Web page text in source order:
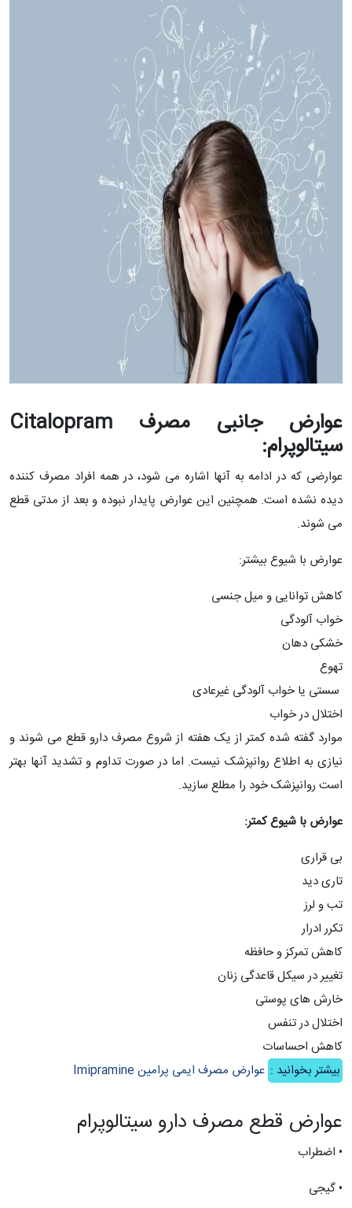
عوارض جانبی مصرف Citalopram
سیتالوپرام:
عوارضی که در ادامه به آنها اشاره می شود، در همه افراد مصرف کننده
دیده نشده است. همچنین این عوارض پایدار نبوده و بعد از مدتی قطع
می شوند.
عوارض با شیوع بیشتر:
کاهش توانایی و میل جنسی
خواب آلودگی
خشکی دهان
تهوع
سستی یا خواب آلودگی غیرعادی
اختلال در خواب
موارد گفته شده کمتر از یک هفته از شروع مصرف دارو قطع می شوند و
نیازی به اطلاع روانپزشک نیست. اما در صورت تداوم و تشدید آنها بهتر
است روانپزشک خود را مطلع سازید.
عوارض با شیوع کمتر:
بی قراری
تاری دید
تب و لرز
تکرر ادرار
کاهش تمرکز و حافظه
تغییر در سیکل قاعدگی زنان
خارش های پوستی
اختلال در تنفس
کاهش احساسات
بیشتر بخوانید : عوارض مصرف ایمی پرامین Imipramine
عوارض قطع مصرف دارو سیتالوپرام
• اضطراب
• گیجی